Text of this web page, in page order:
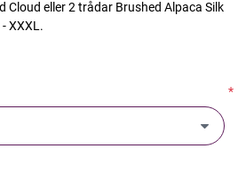
eller 2 trådar Brushed Alpaca Silk
XXXL.
*